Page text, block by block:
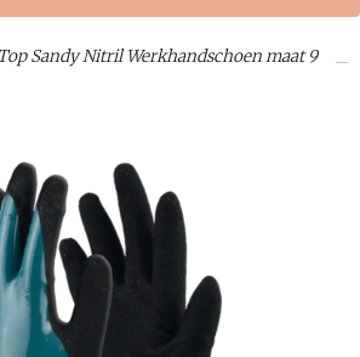
Sandy Nitril Werkhandschoen maat 9